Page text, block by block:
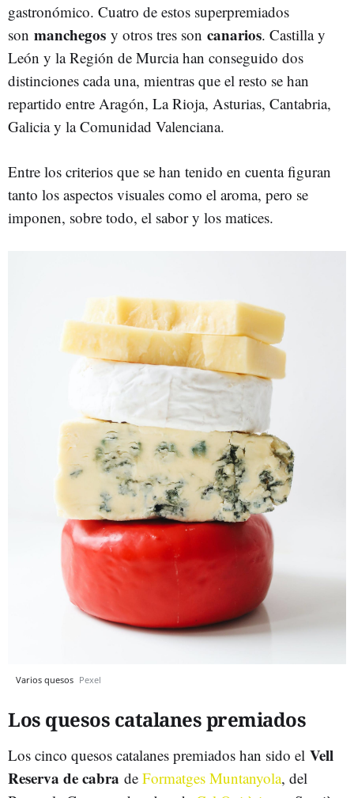
gastronómico. Cuatro de estos superpremiados
son manchegos y otros tres son canarios. Castilla y
León y la Región de Murcia han conseguido dos
distinciones cada una, mientras que el resto se han
repartido entre Aragón, La Rioja, Asturias, Cantabria,
Galicia y la Comunidad Valenciana.
Entre los criterios que se han tenido en cuenta figuran
tanto los aspectos visuales como el aroma, pero se
imponen, sobre todo, el sabor y los matices.
Varios quesos Pexel
Los quesos catalanes premiados
Los cinco quesos catalanes premiados han sido el Vell
Reserva de cabra de Formatges Muntanyola, del